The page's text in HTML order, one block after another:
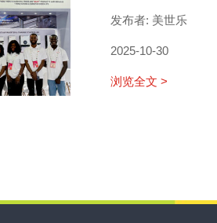
发布者: 美世乐
2025-10-30
浏览全文 >